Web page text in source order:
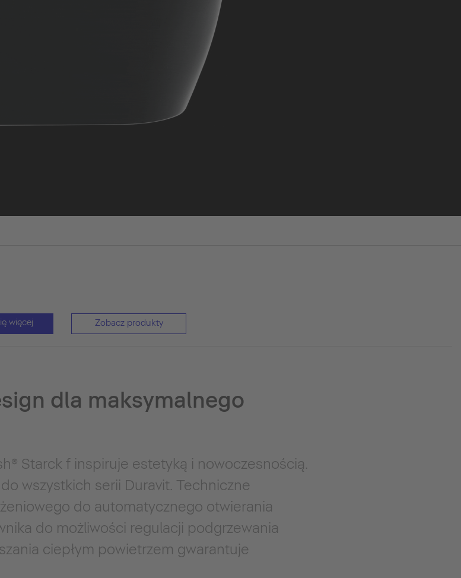
więcej Zobacz produkty
dla maksymalnego
Starck f inspiruje estetyką i nowoczesnością.
wszystkich serii Duravit. Techniczne
do automatycznego otwierania
do możliwości regulacji podgrzewania
ciepłym powietrzem gwarantuje